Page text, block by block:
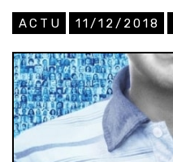
ACTU 11/12/2018